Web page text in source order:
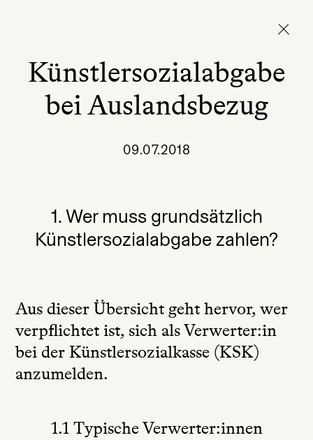
Künstlersozialabgabe
bei Auslandsbezug
09.07.2018
1. Wer muss grundsätzlich
Künstlersozialabgabe zahlen?
Aus dieser Übersicht geht hervor, wer
verpflichtet ist, sich als Verwerter:in
bei der Künstlersozialkasse (KSK)
anzumelden.
1.1 Typische Verwerter:innen